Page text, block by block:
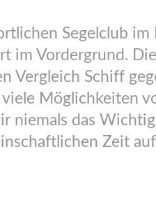
Segelclub
im Vordergrund.
Vergleich Schiff
Möglichkeiten
niemals das
Zeit